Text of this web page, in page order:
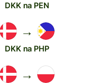
DKK na PEN
→
DKK na PHP
→